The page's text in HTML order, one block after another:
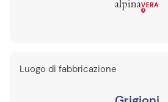
Luogo di fabbricazione